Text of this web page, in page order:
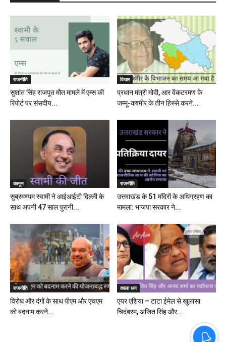
राजनीति
सुशांत सिंह राजपूत मौत मामले में एम्स की
रिपोर्ट पर संसदीय...
विचार
प्रधान मंत्री मोदी, आर वेंकटरमण के
जम्मू-कश्मीर के तीन हिस्से करने...
कानून
सुब्रमण्यम स्वामी ने आईआईटी दिल्ली के
साथ अपनी 47 साल पुरानी...
राजनीति
उत्तराखंड के 51 मंदिरों के अधिग्रहण का
मामला: भाजपा सरकार ने...
राजनीति
विरोध और दंगों के साथ पीएम और एचएम
को बदनाम करने...
काला धन
एयर एशिया – टाटा ईमेल से खुलासा
चिदंबरम, अजित सिंह और...